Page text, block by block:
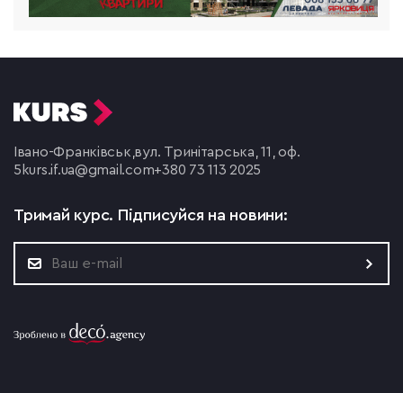
Івано-Франківськ,вул. Тринітарська, 11, оф.
5 kurs.if.ua@gmail.com+380 73 113 2025
Тримай курс. Підписуйся на новини: